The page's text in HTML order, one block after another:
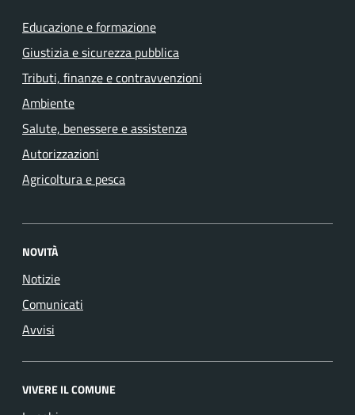
Educazione e formazione
Giustizia e sicurezza pubblica
Tributi, finanze e contravvenzioni
Ambiente
Salute, benessere e assistenza
Autorizzazioni
Agricoltura e pesca
NOVITÀ
Notizie
Comunicati
Avvisi
VIVERE IL COMUNE